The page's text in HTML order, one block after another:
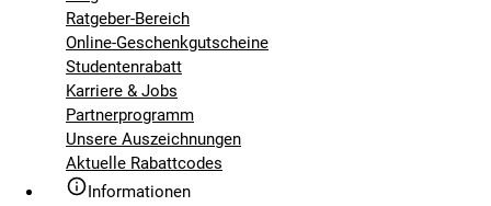
Ratgeber-Bereich
Online-Geschenkgutscheine
Studentenrabatt
Karriere & Jobs
Partnerprogramm
Unsere Auszeichnungen
Aktuelle Rabattcodes
Informationen